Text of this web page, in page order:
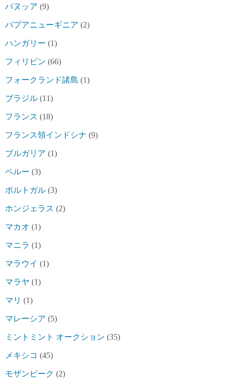
バヌッア (9)
パプアニューギニア (2)
ハンガリー (1)
フィリピン (66)
フォークランド諸島 (1)
ブラジル (11)
フランス (18)
フランス領インドシナ (9)
ブルガリア (1)
ペルー (3)
ポルトガル (3)
ホンジェラス (2)
マカオ (1)
マニラ (1)
マラウイ (1)
マラヤ (1)
マリ (1)
マレーシア (5)
ミントミント オークション (35)
メキシコ (45)
モザンビーク (2)